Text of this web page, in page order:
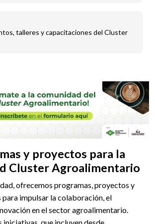
talleres y capacitaciones del Cluster
y proyectos para la
Cluster Agroalimentario
ofrecemos programas, proyectos y
para impulsar la colaboración, el
en el sector agroalimentario.